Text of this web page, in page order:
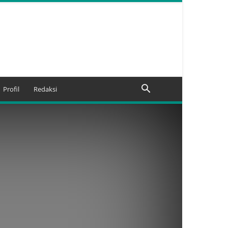
Profil Redaksi